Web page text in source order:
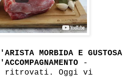
MORBIDA E GUSTOSA
-
ritrovati. Oggi vi